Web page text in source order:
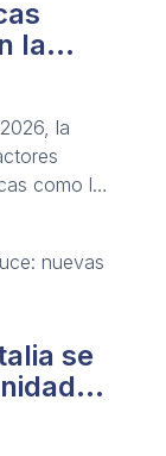
la
la
como la
se